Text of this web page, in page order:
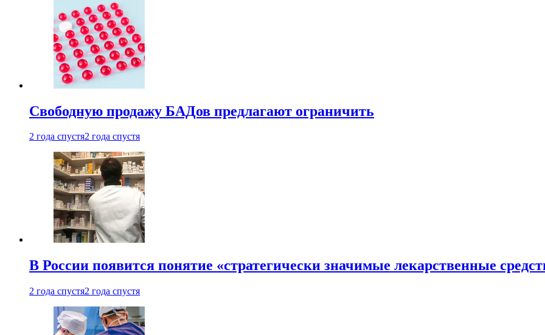
Свободную продажу БАДов предлагают ограничить
2 года спустя2 года спустя
В России появится понятие «стратегически значимые лекарственные
2 года спустя2 года спустя